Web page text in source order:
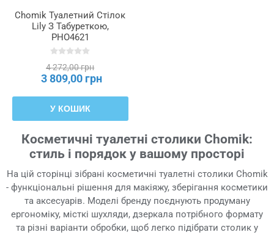
Chomik Туалетний Стілок
Lily З Табуреткою,
PHO4621
4 272,00 грн
3 809,00 грн
У КОШИК
Косметичні туалетні столики Chomik:
стиль і порядок у вашому просторі
На цій сторінці зібрані косметичні туалетні столики Chomik
- функціональні рішення для макіяжу, зберігання косметики
та аксесуарів. Моделі бренду поєднують продуману
ергономіку, місткі шухляди, дзеркала потрібного формату
та різні варіанти обробки, щоб легко підібрати столик у